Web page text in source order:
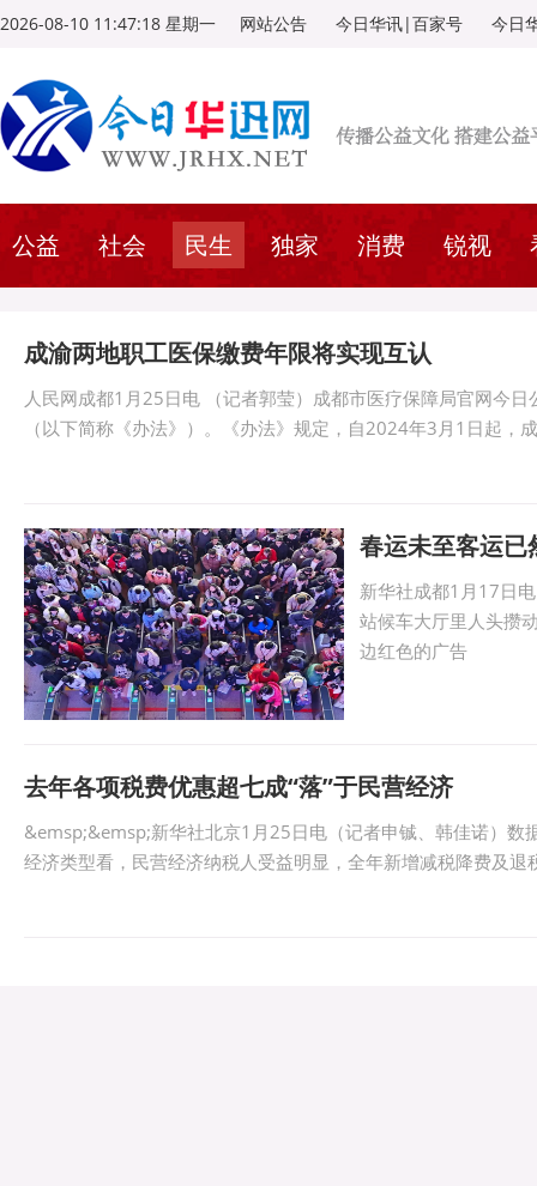
2026-08-10 11:47:18 星期一 网站公告 今日华讯|百家号 今日
公益 社会 民生 独家 消费 锐视
成渝两地职工医保缴费年限将实现互认
人民网成都1月25日电 （记者郭莹）成都市医疗保障局官网今
（以下简称《办法》）。《办法》规定，自2024年3月1日起，
春运未至客运已
新华社成都1月17日
站候车大厅里人头攒
边红色的广告
去年各项税费优惠超七成“落”于民营经济
&emsp;&emsp;新华社北京1月25日电（记者申铖、韩佳诺）
经济类型看，民营经济纳税人受益明显，全年新增减税降费及退